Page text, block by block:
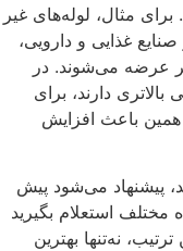
مثال، لوله‌های غیر
در صنایع غذایی و دارویی،
عرضه می‌شوند. در
خوردگی بالاتری دارند، برای
همین باعث افزایش
پیشنهاد می‌شود پیش
استعلام بگیرید
نه‌تنها بهترین